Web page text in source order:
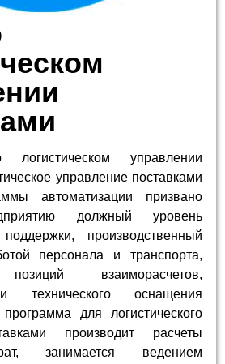
управлении
управление поставками
автоматизации призвано
должный уровень
производственный
персонала и транспорта,
позиций взаиморасчетов,
технического оснащения
для логистического
производит расчеты
занимается ведением